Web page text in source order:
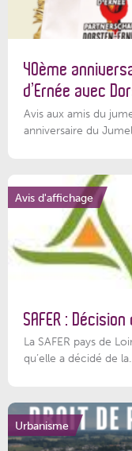
40ème
d’Ernée avec
Avis aux amis du
anniversaire du
Avis d'affichage
SAFER :
La SAFER pays de
qu’elle a décidé de
Urbanisme